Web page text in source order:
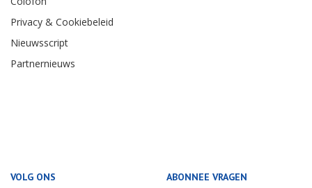
Privacy & Cookiebeleid
Nieuwsscript
Partnernieuws
VOLG ONS ABONNEE VRAGEN